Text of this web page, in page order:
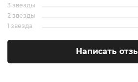
3 звезды
2 звезды
1 звезда
Написать